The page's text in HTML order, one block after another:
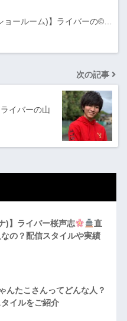
ョールーム)】ライバーの©️…
次の記事
イバーの山
)】ライバー桜声志
直
の？配信スタイルや実績
んたこさんってどんな⼈？
イルをご紹介